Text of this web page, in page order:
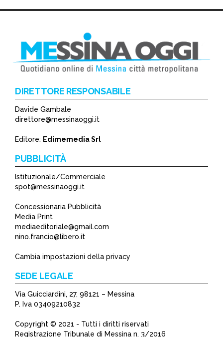
DIRETTORE RESPONSABILE
Davide Gambale
direttore@messinaoggi.it
Editore: Edimemedia Srl
PUBBLICITÀ
Istituzionale/Commerciale
spot@messinaoggi.it
Concessionaria Pubblicità
Media Print
mediaeditoriale@gmail.com
nino.francio@libero.it
Cambia impostazioni della privacy
SEDE LEGALE
Via Guicciardini, 27, 98121 – Messina
P. Iva 03409210832
Copyright © 2021 - Tutti i diritti riservati
Registrazione Tribunale di Messina n. 3/2016